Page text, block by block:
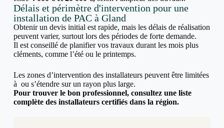
Délais et périmètre d'intervention pour une
installation de PAC à Gland
Obtenir un devis initial est rapide, mais les délais de réalisation
peuvent varier, surtout lors des périodes de forte demande.
Il est conseillé de planifier vos travaux durant les mois plus
cléments, comme l’été ou le printemps.
Les zones d’intervention des installateurs peuvent être limitées
à ou s’étendre sur un rayon plus large.
Pour trouver le bon professionnel, consultez une liste
complète des installateurs certifiés dans la région.